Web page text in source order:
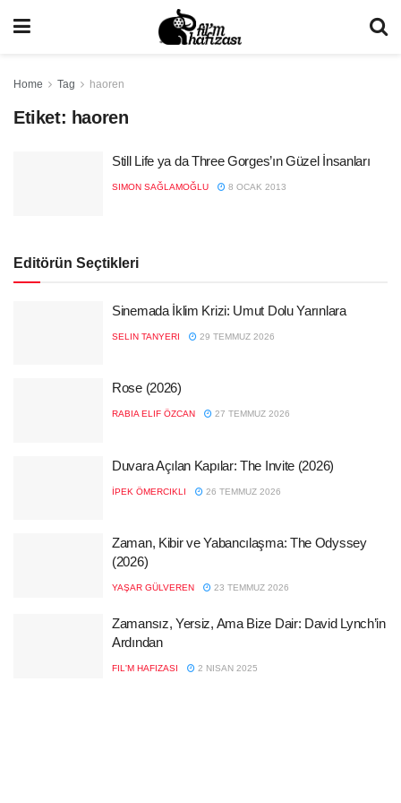
Home Tag haoren
Etiket: haoren
Still Life ya da Three Gorges’ın Güzel İnsanları
SIMON SAĞLAMOĞLU 8 OCAK 2013
Editörün Seçtikleri
Sinemada İklim Krizi: Umut Dolu Yarınlara
SELIN TANYERI 29 TEMMUZ 2026
Rose (2026)
RABIA ELIF ÖZCAN 27 TEMMUZ 2026
Duvara Açılan Kapılar: The Invite (2026)
İPEK ÖMERCIKLI 26 TEMMUZ 2026
Zaman, Kibir ve Yabancılaşma: The Odyssey
(2026)
YAŞAR GÜLVEREN 23 TEMMUZ 2026
Zamansız, Yersiz, Ama Bize Dair: David Lynch’in
Ardından
FIL'M HAFIZASI 2 NISAN 2025